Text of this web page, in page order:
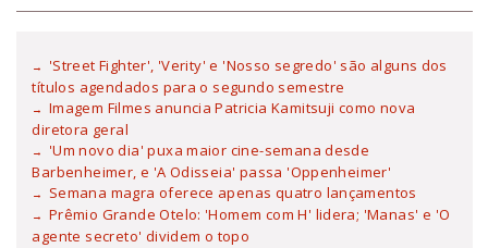
'Street Fighter', 'Verity' e 'Nosso segredo' são alguns dos
títulos agendados para o segundo semestre
Imagem Filmes anuncia Patricia Kamitsuji como nova
diretora geral
'Um novo dia' puxa maior cine-semana desde
Barbenheimer, e 'A Odisseia' passa 'Oppenheimer'
Semana magra oferece apenas quatro lançamentos
Prêmio Grande Otelo: 'Homem com H' lidera; 'Manas' e 'O
agente secreto' dividem o topo